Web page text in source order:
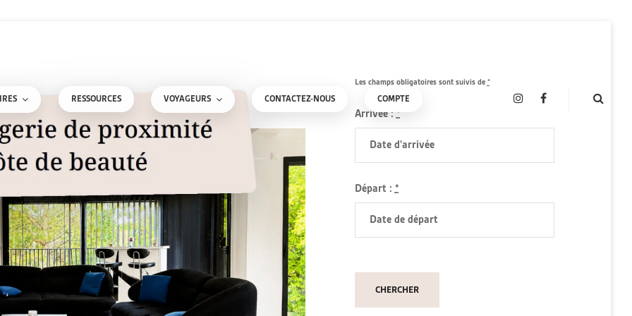
RESSOURCES VOYAGEURS CONTACTEZ-NOUS COMPTE INSTAGRAM
Les champs obligatoires sont suivis de *
Arrivée : *
Départ : *